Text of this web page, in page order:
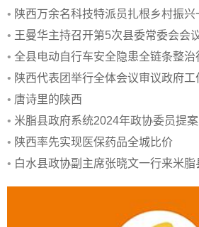
• 陕西万余名科技特派员扎根乡村振兴
• 王曼华主持召开第5次县委常委会会
• 全县电动自行车安全隐患全链条整
• 陕西代表团举行全体会议审议政府工
• 唐诗里的陕西
• 米脂县政府系统2024年政协委员提
• 陕西率先实现医保药品全城比价
• 白水县政协副主席张晓文一行来米脂